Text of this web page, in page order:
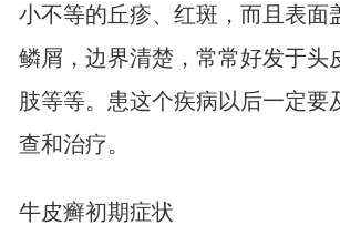
小不等的丘疹、红斑，而且表面
鳞屑，边界清楚，常常好发于头
肢等等。患这个疾病以后一定要
查和治疗。
牛皮癣初期症状